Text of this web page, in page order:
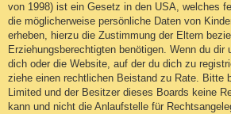
von 1998) ist ein Gesetz in den USA, welches
die möglicherweise persönliche Daten von
erheben, hierzu die Zustimmung der Eltern
Erziehungsberechtigten benötigen. Wenn du
dich oder die Website, auf der du dich zu
ziehe einen rechtlichen Beistand zu Rate. Bitte
Limited und der Besitzer dieses Boards keine
kann und nicht die Anlaufstelle für